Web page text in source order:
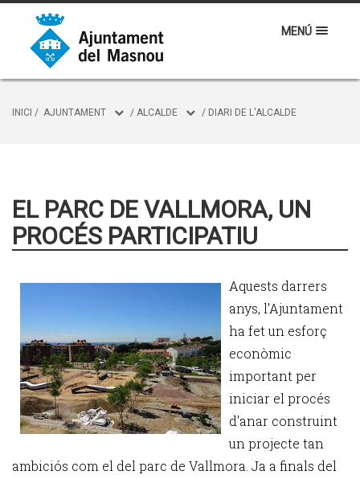
MENÚ
INICI / AJUNTAMENT / ALCALDE / DIARI DE L'ALCALDE
EL PARC DE VALLMORA, UN
PROCÉS PARTICIPATIU
Aquests darrers
anys, l'Ajuntament
ha fet un esforç
econòmic
important per
iniciar el procés
d'anar construint
un projecte tan
ambiciós com el del parc de Vallmora. Ja a finals del